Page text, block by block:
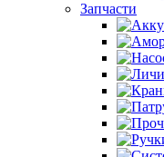
Запчасти